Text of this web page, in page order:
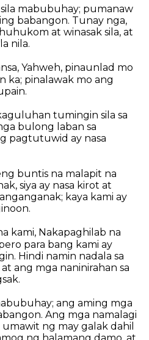
sila mabubuhay; pumanaw
babangon. Tunay nga,
at winasak sila, at
nila.
Yahweh, pinaunlad mo
ka; pinalawak mo ang
tumingin sila sa
bulong laban sa
pagtutuwid ay nasa
buntis na malapit na
siya ay nasa kirot at
kaya kami ay
kami, Nakapaghilab na
para bang kami ay
Hindi namin nadala sa
ang mga naninirahan sa
ang aming mga
Ang mga namalagi
umawit ng may galak dahil